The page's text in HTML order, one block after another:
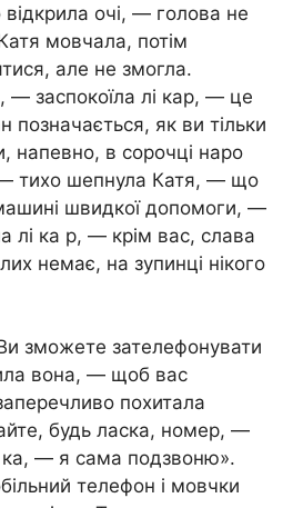
очі, — голова не
мовчала, потім
але не змогла.
заспокоїла лі кар, — це
як ви тільки
напевно, в сорочці наро
тихо шепнула Катя, — що
швидкої допомоги, —
лі ка р, — крім вас, слава
немає, на зупинці нікого
зможете зателефонувати
вона, — щоб вас
похитала
будь ласка, номер, —
ка, — я сама подзвоню».
телефон і мовчки